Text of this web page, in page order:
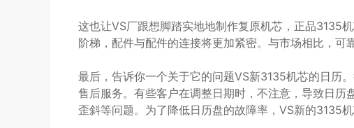
这也让VS厂跟想脚踏实地地制作复原机芯，正品3135
阶梯，配件与配件的连接将更加紧密。与市场相比，可
最后，告诉你一个关于它的问题VS新3135机芯的日历
售后服务。有些客户在调整日期时，不注意，导致日
歪斜等问题。为了降低日历盘的故障率，VS新的3135